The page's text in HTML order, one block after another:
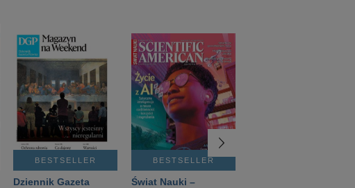
BESTSELLER
Dziennik Gazeta
BESTSELLER
Świat Nauki –